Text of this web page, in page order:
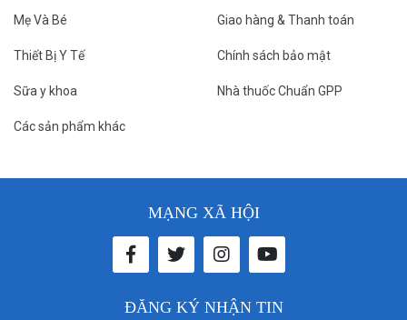
Mẹ Và Bé
Thiết Bị Y Tế
Sữa y khoa
Các sản phẩm khác
Giao hàng & Thanh toán
Chính sách bảo mật
Nhà thuốc Chuẩn GPP
MẠNG XÃ HỘI
ĐĂNG KÝ NHẬN TIN